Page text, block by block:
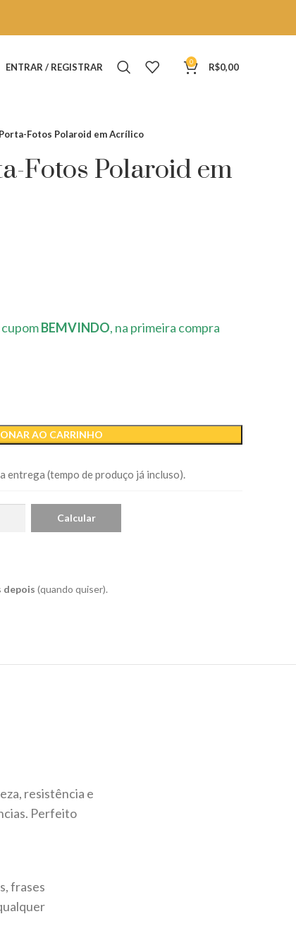
ENTRAR / REGISTRAR 0 R$0,00
Fotos Polaroid em Acrílico
Fotos Polaroid em
BEMVINDO, na primeira compra
AO CARRINHO
entrega (tempo de produço já incluso).
depois (quando quiser).
resistência e
Perfeito
frases